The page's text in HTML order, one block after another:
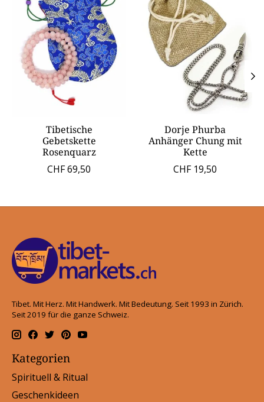
Tibetische
Gebetskette
Rosenquarz
CHF 69,50
Dorje Phurba
Anhänger Chung mit
Kette
CHF 19,50
Tibet. Mit Herz. Mit Handwerk. Mit Bedeutung. Seit 1993 in Zürich.
Seit 2019 für die ganze Schweiz.
Kategorien
Spirituell & Ritual
Geschenkideen